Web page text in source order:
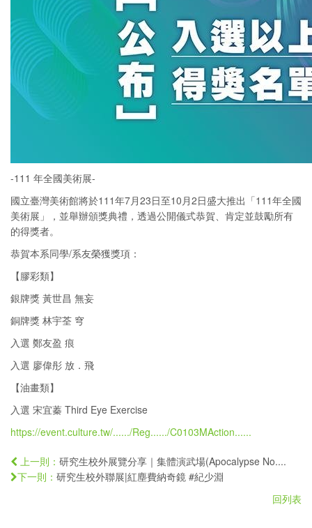
-111 年全國美術展-
國立臺灣美術館將於111年7月23日至10月2日盛大推出「111年全國
美術展」，並舉辦頒獎典禮，透過公開儀式恭賀、肯定並鼓勵所有
的得獎者。
恭賀本系同學/系友榮獲獎項：
【膠彩類】
銀牌獎 黃世昌 無妄
銅牌獎 林宇荃 穹
入選 鄭友盈 痕
入選 廖偉彤 放．飛
【油畫類】
入選 宋宜蓁 Third Eye Exercise
https://event.culture.tw/....../Reg....../C0103MAction......
上一則： 研究生校外展覽分享｜集體演武場(Apocalypse No....
下一則： 研究生校外聯展|紅塵費納奇鏡 #紀少淵
回列表